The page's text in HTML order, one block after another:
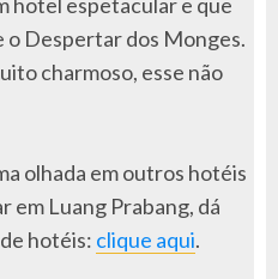
o Despertar dos Monges.
charmoso, esse não
olhada em outros hotéis
em Luang Prabang, dá
hotéis: clique aqui.